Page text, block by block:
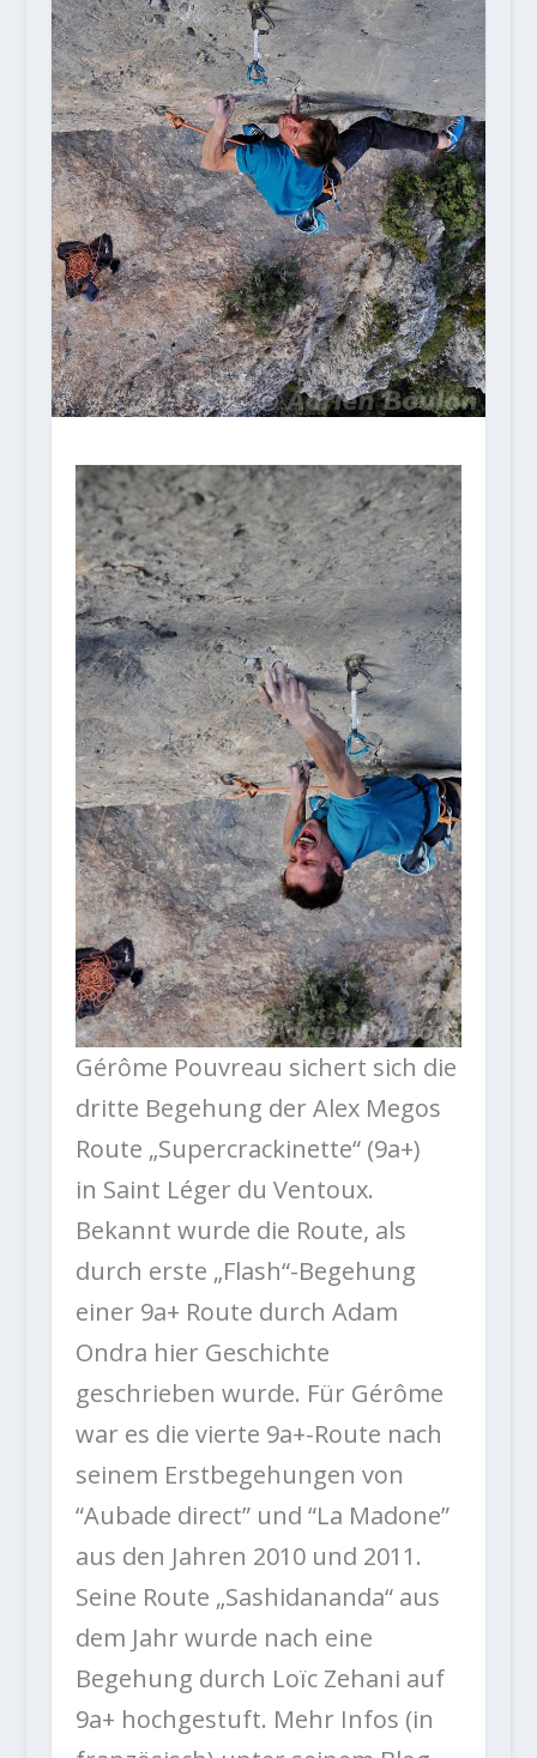
Gérôme Pouvreau sichert sich die
dritte Begehung der Alex Megos
Route „Supercrackinette“ (9a+)
in Saint Léger du Ventoux.
Bekannt wurde die Route, als
durch erste „Flash“-Begehung
einer 9a+ Route durch Adam
Ondra hier Geschichte
geschrieben wurde. Für Gérôme
war es die vierte 9a+-Route nach
seinem Erstbegehungen von
“Aubade direct” und “La Madone”
aus den Jahren 2010 und 2011.
Seine Route „Sashidananda“ aus
dem Jahr wurde nach eine
Begehung durch Loïc Zehani auf
9a+ hochgestuft. Mehr Infos (in